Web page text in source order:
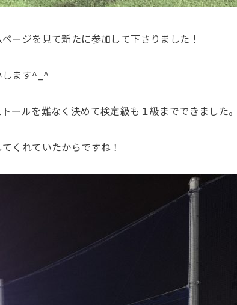
ージを見て新たに参加して下さりました！
ます^_^
ールを難なく決めて検定級も１級までできました。
くれていたからですね！